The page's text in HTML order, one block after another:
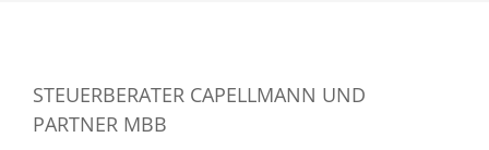
STEUERBERATER CAPELLMANN UND
PARTNER MBB